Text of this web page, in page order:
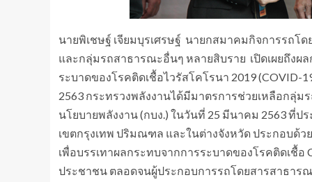
นายพิเชษฐ์ เจียมบุรเศรษฐ์ นายกสมาคมกิจการรถ
และกลุ่มรถสาธารณะอื่นๆ หลายสิบราย เปิดเผยถึงผ
ระบาดของโรคติดเชื้อไวรัสโคโรนา 2019
2563 กระทรวงพลังงานได้มีมาตรการช่วยเหลือกลุ่
นโยบายพลังงาน (กบง.) ในวันที่ 25 มีนาคม 2563 ที่
เขตกรุงเทพ ปริมณฑล และในต่างจังหวัด ประกอบด้
เพื่อบรรเทาผลกระทบจากการระบาดของโรคติดเชื้
ประชาชน ตลอดจนผู้ประกอบการรถโดยสารสาธา